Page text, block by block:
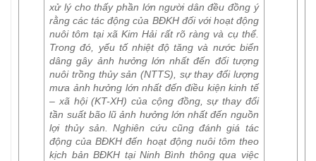
xử lý cho thấy phần lớn người dân đều đồng ý
rằng các tác động của BĐKH đối với hoạt động
nuôi tôm tại xã Kim Hải rất rõ ràng và cụ thể.
Trong đó, yếu tố nhiệt độ tăng và nước biển
dâng gây ảnh hưởng lớn nhất đến đối tượng
nuôi trồng thủy sản (NTTS), sự thay đổi lượng
mưa ảnh hưởng lớn nhất đến điều kiện kinh tế
– xã hội (KT-XH) của cộng đồng, sự thay đổi
tần suất bão lũ ảnh hưởng lớn nhất đến nguồn
lợi thủy sản. Nghiên cứu cũng đánh giá tác
động của BĐKH đến hoạt động nuôi tôm theo
kịch bản BĐKH tại Ninh Bình thông qua việc